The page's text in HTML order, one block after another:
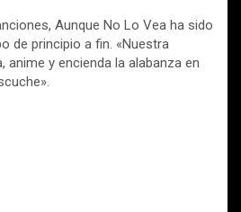
Aunque No Lo Vea ha sido
de principio a fin. «Nuestra
anime y encienda la alabanza en